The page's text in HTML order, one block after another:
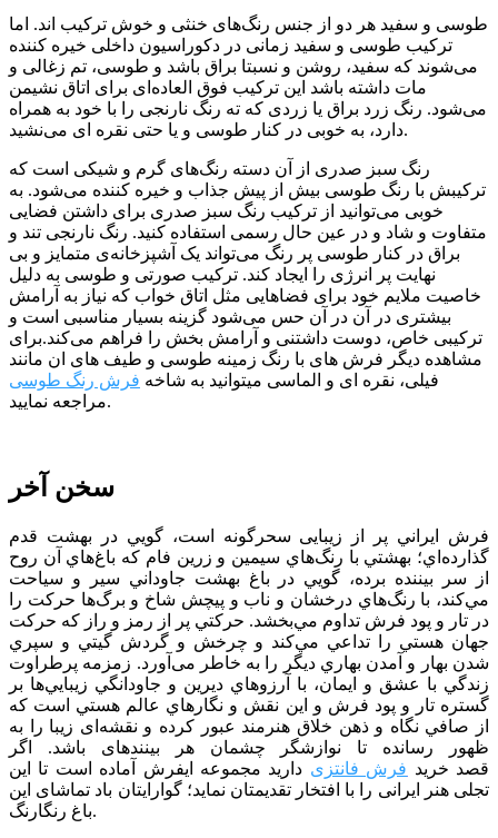
طوسی و سفید هر دو از جنس رنگ‌های خنثی و خوش ترکیب اند. اما
ترکیب طوسی و سفید زمانی در دکوراسیون داخلی خیره کننده
می‌شوند که سفید، روشن و نسبتا براق باشد و طوسی، تم زغالی و
مات داشته باشد این ترکیب فوق العاده‌ای برای اتاق نشیمن
می‌شود. رنگ زرد براق یا زردی که ته رنگ نارنجی را با خود به همراه
دارد، به خوبی در کنار طوسی و یا حتی نقره ای می‌نشید.
رنگ سبز صدری از آن دسته رنگ‌های گرم و شیکی است که
ترکیبش با رنگ طوسی بیش از پیش جذاب و خیره کننده می‌شود. به
خوبی می‌توانید از ترکیب رنگ سبز صدری برای داشتن فضایی
متفاوت و شاد و در عین حال رسمی استفاده کنید. رنگ نارنجی تند و
براق در کنار طوسی پر رنگ می‌تواند یک آشپزخانه‌ی متمایز و بی
نهایت پر انرژی را ایجاد کند. ترکیب صورتی و طوسی به دلیل
خاصیت ملایم خود برای فضا‌هایی مثل اتاق خواب که نیاز به آرامش
بیشتری در آن در آن حس می‌شود گزینه بسیار مناسبی است و
ترکیبی خاص، دوست داشتنی و آرامش بخش را فراهم می‌کند.برای
مشاهده دیگر فرش های با رنگ زمینه طوسی و طیف های ان مانند
فیلی، نقره ای و الماسی میتوانید به شاخه فرش رنگ طوسی
مراجعه نمایید.
سخن آخر
فرش ايراني پر از زيبایی سحرگونه است، گويي در بهشت قدم
گذارده‌اي؛ بهشتي با رنگ‌هاي سيمين و زرين فام كه باغ‌هاي آن روح
از سر بيننده برده، ‌گويي در باغ بهشت جاوداني سير و سياحت
مي‌كند، با رنگ‌هاي درخشان و ناب و پیچش شاخ و برگ‌ها حركت را
در تار و پود فرش تداوم مي‌بخشد. حركتي پر از رمز و راز كه حركت
جهان هستي را تداعي مي‌كند و چرخش و گردش گيتي و سپري
شدن بهار و آمدن بهاري ديگر را به خاطر می‌آورد. زمزمه پرطراوت
زندگي با عشق و ايمان، با آرزوهاي ديرين و جاودانگي زيبايي‌ها بر
گستره تار و پود فرش و اين نقش و نگارهاي عالم هستي است كه
از صافي نگاه و ذهن خلاق هنرمند عبور كرده و نقشه‌ای زیبا را به
ظهور رسانده تا نوازشگر چشمان هر بیننده­ای باشد. اگر
قصد خرید فرش فانتزی دارید مجموعه ایفرش آماده است تا این
تجلی هنر ایرانی را با افتخار تقدیمتان نماید؛ گوارایتان باد تماشای این
باغ رنگارنگ.